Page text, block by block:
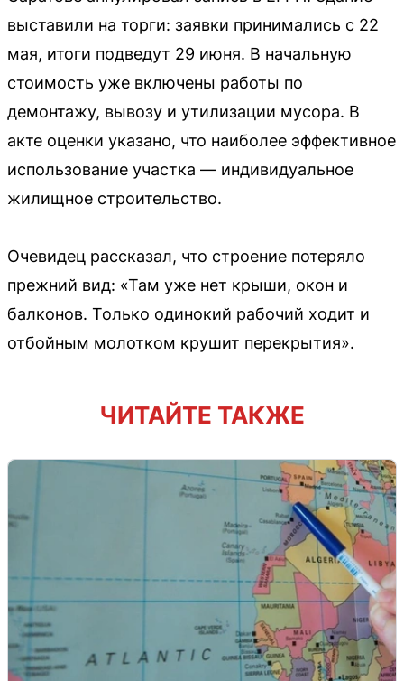
выставили на торги: заявки принимались с 22
мая, итоги подведут 29 июня. В начальную
стоимость уже включены работы по
демонтажу, вывозу и утилизации мусора. В
акте оценки указано, что наиболее эффективное
использование участка — индивидуальное
жилищное строительство.
Очевидец рассказал, что строение потеряло
прежний вид: «Там уже нет крыши, окон и
балконов. Только одинокий рабочий ходит и
отбойным молотком крушит перекрытия».
ЧИТАЙТЕ ТАКЖЕ